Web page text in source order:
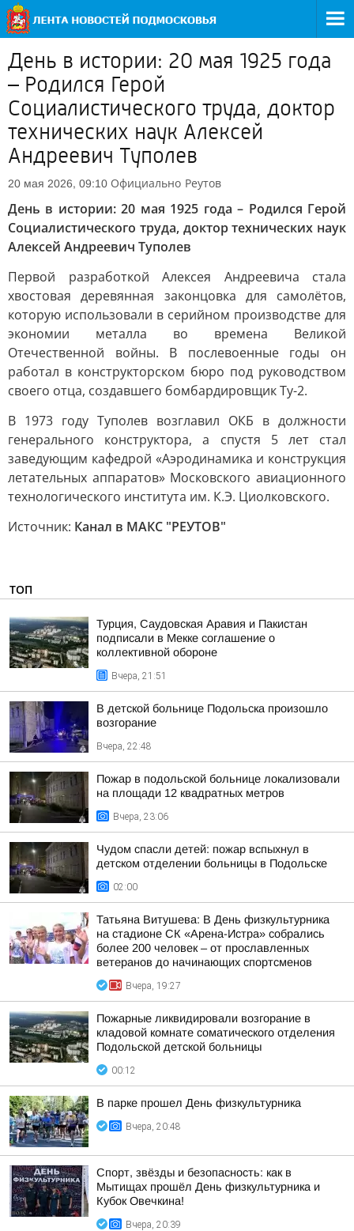
День в истории: 20 мая 1925 года
– Родился Герой
Социалистического труда, доктор
технических наук Алексей
Андреевич Туполев
20 мая 2026, 09:10 Официально Реутов
День в истории: 20 мая 1925 года – Родился Герой
Социалистического труда, доктор технических наук
Алексей Андреевич Туполев
Первой разработкой Алексея Андреевича стала
хвостовая деревянная законцовка для самолётов,
которую использовали в серийном производстве для
экономии металла во времена Великой
Отечественной войны. В послевоенные годы он
работал в конструкторском бюро под руководством
своего отца, создавшего бомбардировщик Ту-2.
В 1973 году Туполев возглавил ОКБ в должности
генерального конструктора, а спустя 5 лет стал
заведующим кафедрой «Аэродинамика и конструкция
летательных аппаратов» Московского авиационного
технологического института им. К.Э. Циолковского.
Источник: Канал в МАКС "РЕУТОВ"
ТОП
Турция, Саудовская Аравия и Пакистан
подписали в Мекке соглашение о
коллективной обороне
Вчера, 21:51
В детской больнице Подольска произошло
возгорание
Вчера, 22:48
Пожар в подольской больнице локализовали
на площади 12 квадратных метров
Вчера, 23:06
Чудом спасли детей: пожар вспыхнул в
детском отделении больницы в Подольске
02:00
Татьяна Витушева: В День физкультурника
на стадионе СК «Арена-Истра» собрались
более 200 человек – от прославленных
ветеранов до начинающих спортсменов
Вчера, 19:27
Пожарные ликвидировали возгорание в
кладовой комнате соматического отделения
Подольской детской больницы
00:12
В парке прошел День физкультурника
Вчера, 20:48
Спорт, звёзды и безопасность: как в
Мытищах прошёл День физкультурника и
Кубок Овечкина!
Вчера, 20:39